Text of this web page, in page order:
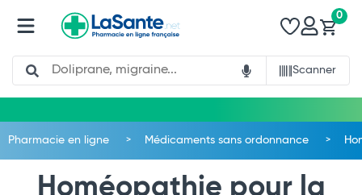
Search
Scanner
0
Pharmacie en ligne Médicaments sans ordonnance
Homéopathie pour la